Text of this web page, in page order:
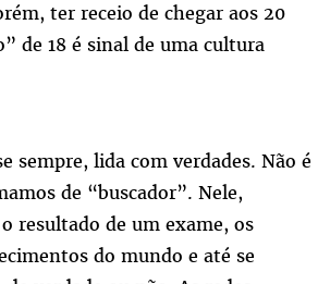
ter receio de chegar aos 20
de 18 é sinal de uma cultura
sempre, lida com verdades. Não é
de “buscador”. Nele,
resultado de um exame, os
do mundo e até se